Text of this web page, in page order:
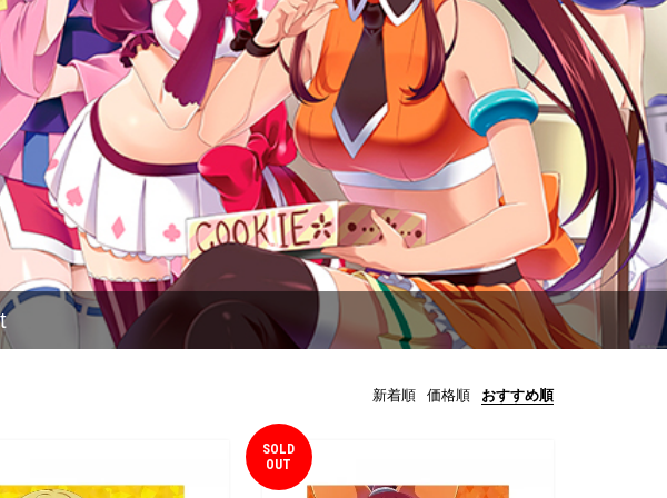
新着順 価格順 おすすめ順
SOLD
OUT